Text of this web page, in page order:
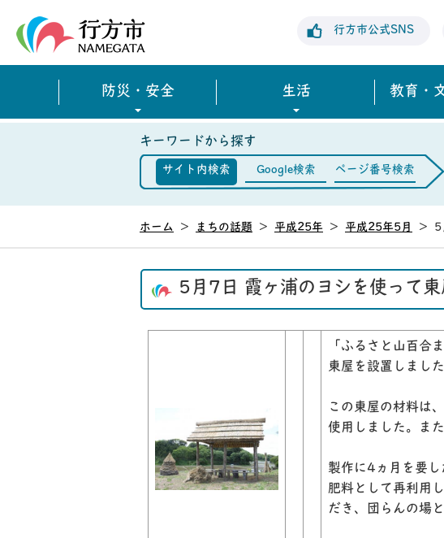
行方市公式SNS
防災・安全 生活 教育・
キーワードから探す
サイト内検索 Google検索 ページ番号検索
ホーム > まちの話題 > 平成25年 > 平成25年5月 > 5
5月7日 霞ヶ浦のヨシを使って
「ふるさと山百合
東屋を設置しました
この東屋の材料は
使用しました。ま
製作に4ヵ月を要
肥料として再利用
だき、団らんの場